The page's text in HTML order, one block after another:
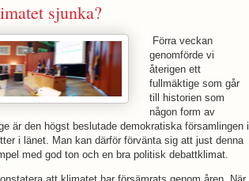
sjunka?
Förra veckan
genomförde vi
återigen ett
fullmäktige som går
till historien som
någon form av
är den högst beslutade demokratiska församlingen i
i länet. Man kan därför förvänta sig att just denna
med god ton och en bra politisk debattklimat.